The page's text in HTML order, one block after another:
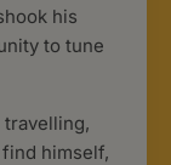
his
to tune
himself,